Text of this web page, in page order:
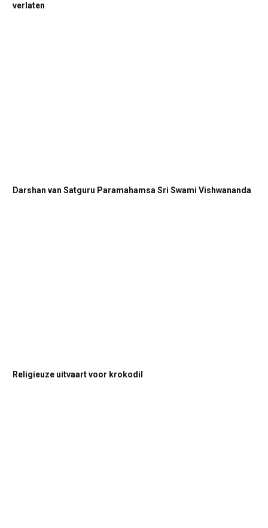
verlaten
Darshan van Satguru Paramahamsa Sri Swami Vishwananda
Religieuze uitvaart voor krokodil